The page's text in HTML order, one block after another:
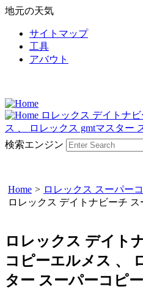
地元の天気
サイトマップ
工具
アバウト
ロレックス デイトナ
ス 、 ロレックス gmtマスター
検索エンジン
Home > ロレックス スーパー
ロレックス デイトナビーチ
ロレックス デイト
コピーエルメス 、
ター スーパーコピ